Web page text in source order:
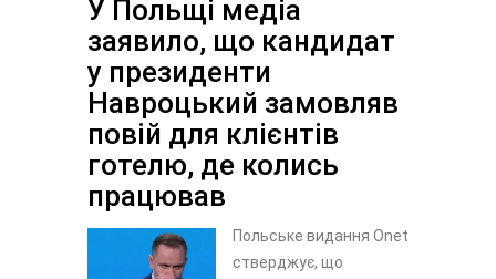
У Польщі медіа
заявило, що кандидат
у президенти
Навроцький замовляв
повій для клієнтів
готелю, де колись
працював
Польське видання Onet
стверджує, що